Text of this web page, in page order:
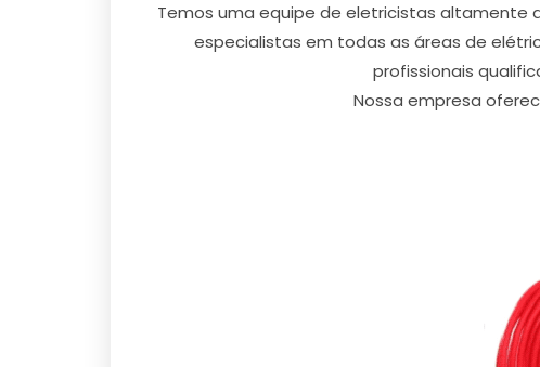
Temos uma equipe de eletricistas altamente
especialistas em todas as áreas de
profissionais
Nossa empresa